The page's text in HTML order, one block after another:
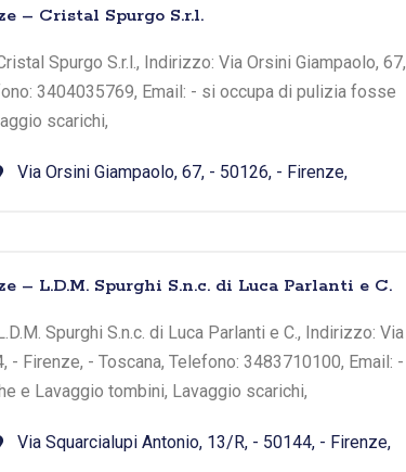
– Cristal Spurgo S.r.l.
Spurgo S.r.l., Indirizzo: Via Orsini Giampaolo, 67,
3404035769, Email: - si occupa di pulizia fosse
scarichi,
Via Orsini Giampaolo, 67, - 50126, - Firenze,
– L.D.M. Spurghi S.n.c. di Luca Parlanti e C.
Spurghi S.n.c. di Luca Parlanti e C., Indirizzo: Via
- Firenze, - Toscana, Telefono: 3483710100, Email: -
e Lavaggio tombini, Lavaggio scarichi,
Via Squarcialupi Antonio, 13/R, - 50144, - Firenze,